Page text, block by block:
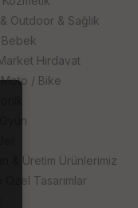
Outdoor & Sağlık
Bebek
Hırdavat
/ Bike
& Üretim Ürünlerimiz
Özel Tasarımlar